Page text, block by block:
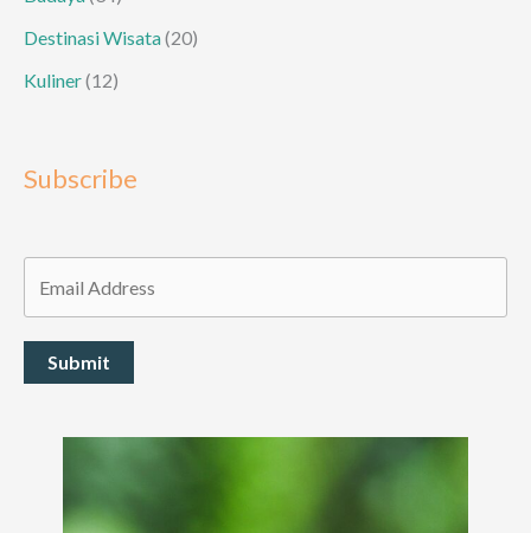
Destinasi Wisata(20)
Kuliner(12)
Subscribe
Submit